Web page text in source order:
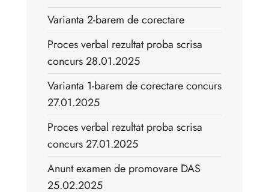
Varianta 2-barem de corectare
Proces verbal rezultat proba scrisa
concurs 28.01.2025
Varianta 1-barem de corectare concurs
27.01.2025
Proces verbal rezultat proba scrisa
concurs 27.01.2025
Anunt examen de promovare DAS
25.02.2025